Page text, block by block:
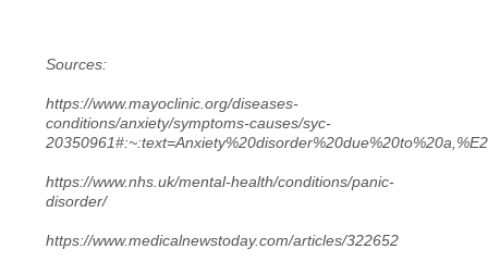
Sources:
https://www.mayoclinic.org/diseases-
conditions/anxiety/symptoms-causes/syc-
https://www.nhs.uk/mental-health/conditions/panic-
disorder/
https://www.medicalnewstoday.com/articles/322652